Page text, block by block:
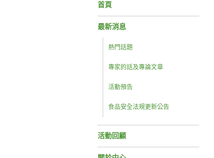
首頁
最新消息
熱門話題
專家的話及專論文章
活動預告
食品安全法規更新公告
活動回顧